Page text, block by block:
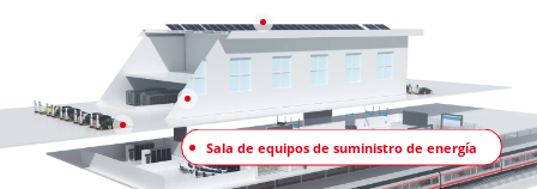
Sala de equipos de suministro de energía